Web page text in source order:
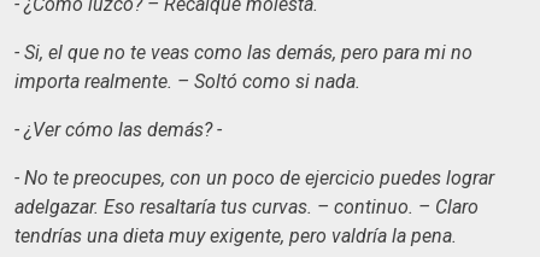
- Si, el que no te veas como las demás, pero para mi no
importa realmente. – Soltó como si nada.
- ¿Ver cómo las demás? -
- No te preocupes, con un poco de ejercicio puedes lograr
adelgazar. Eso resaltaría tus curvas. – continuo. – Claro
tendrías una dieta muy exigente, pero valdría la pena.